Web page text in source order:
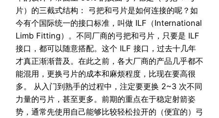
片）的三截式结构： 弓把和弓片是如何连接的呢？如
今有个国际统一的接口标准，叫做 ILF（International
Limb Fitting）。不同厂商的弓把和弓片，只要是 ILF
接口，都可以随意搭配。这个 ILF 接口，过去十几年
才真正渐渐普及。在此之前，各大厂商的产品几乎都不
能混用，更换弓片的成本和麻烦程度，比现在要高很
多。 从入门到熟手的过程中，注定要更换 2~3 次不同
力量的弓片，甚至更多。前期的重点在于稳定射箭姿
势，通常先使用自己能够比较轻松拉开的（便宜的）弓